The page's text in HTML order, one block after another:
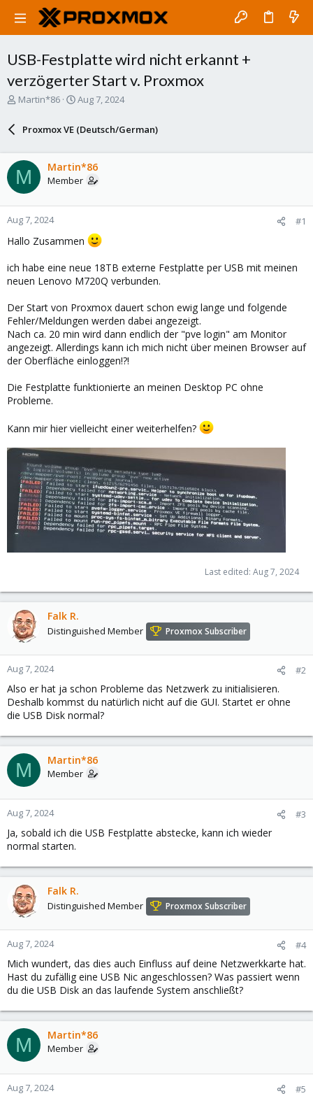
USB-Festplatte wird nicht erkannt +
verzögerter Start v. Proxmox
T
d
s
t
t
e
Martin*86
S
a
r
d
a
t
Aug 7, 2024
Proxmox VE (Deutsch/German)
M Martin*86
Member
Aug 7, 2024 #1
Hallo Zusammen
ich habe eine neue 18TB externe Festplatte per USB mit meinen
neuen Lenovo M720Q verbunden.
Der Start von Proxmox dauert schon ewig lange und folgende
Fehler/Meldungen werden dabei angezeigt.
Nach ca. 20 min wird dann endlich der "pve login" am Monitor
angezeigt. Allerdings kann ich mich nicht über meinen Browser auf
der Oberfläche einloggen!?!
Die Festplatte funktionierte an meinen Desktop PC ohne
Probleme.
Kann mir hier vielleicht einer weiterhelfen?
Last edited: Aug 7, 2024
Falk R.
Distinguished Member Proxmox Subscriber
Aug 7, 2024 #2
Also er hat ja schon Probleme das Netzwerk zu initialisieren.
Deshalb kommst du natürlich nicht auf die GUI. Startet er ohne
die USB Disk normal?
M Martin*86
Member
Aug 7, 2024 #3
Ja, sobald ich die USB Festplatte abstecke, kann ich wieder
normal starten.
Falk R.
Distinguished Member Proxmox Subscriber
Aug 7, 2024 #4
Mich wundert, das dies auch Einfluss auf deine Netzwerkkarte hat.
Hast du zufällig eine USB Nic angeschlossen? Was passiert wenn
du die USB Disk an das laufende System anschließt?
M Martin*86
Member
Aug 7, 2024 #5